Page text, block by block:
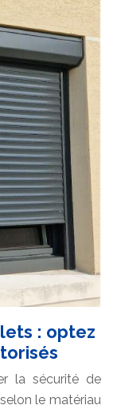
: optez
la sécurité de
le matériau